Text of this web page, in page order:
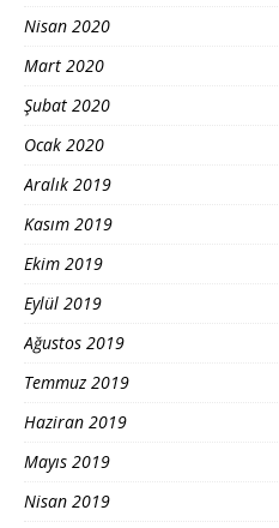
Nisan 2020
Mart 2020
Şubat 2020
Ocak 2020
Aralık 2019
Kasım 2019
Ekim 2019
Eylül 2019
Ağustos 2019
Temmuz 2019
Haziran 2019
Mayıs 2019
Nisan 2019